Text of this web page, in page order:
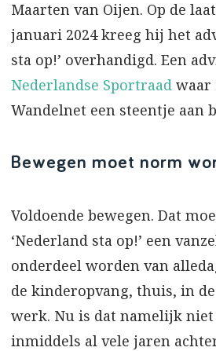
Maarten van Oijen. Op de
januari 2024 kreeg hij het
sta op!’ overhandigd. Een
Nederlandse Sportraad waar
Wandelnet een steentje aan
Bewegen moet norm
Voldoende bewegen. Dat
‘Nederland sta op!’ een
onderdeel worden van
de kinderopvang, thuis, in
werk. Nu is dat namelijk niet
inmiddels al vele jaren